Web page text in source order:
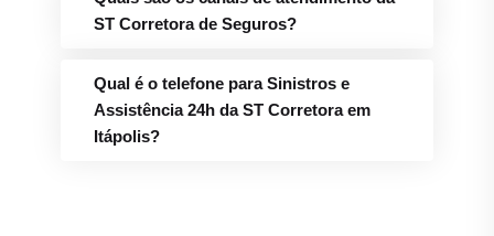
ST Corretora de Seguros?
Qual é o telefone para Sinistros e
Assistência 24h da ST Corretora em
Itápolis?